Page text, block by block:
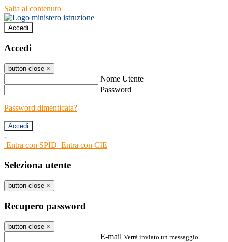
Salta al contenuto
Accedi
Accedi
button close ×
Nome Utente
Password
Password dimenticata?
-
Entra con SPID Entra con CIE
Seleziona utente
button close ×
Recupero password
button close ×
E-mail Verrà inviato un messaggio